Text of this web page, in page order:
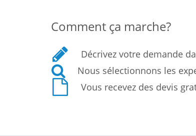
Comment ça marche?
Décrivez votre demande
Nous sélectionnons les
Vous recevez des devis